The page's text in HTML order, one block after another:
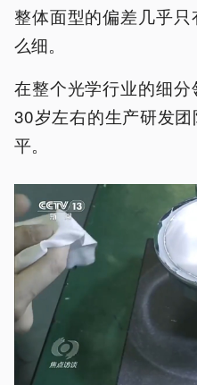
整体面型的偏差几乎
么细。
在整个光学行业的细
30岁左右的生产研发
平。